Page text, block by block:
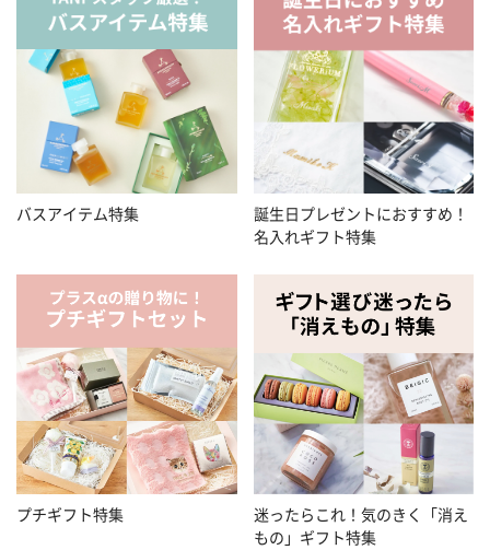
バスアイテム特集
誕生日プレゼントにおすすめ！
名入れギフト特集
プチギフト特集
迷ったらこれ！気のきく「消え
もの」ギフト特集